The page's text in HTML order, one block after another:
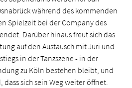
während des kommenden
Spielzeit bei der Company des
Darüber hinaus freut sich das
auf den Austausch mit Juri und
in der Tanzszene - in der
zu Köln bestehen bleibt, und
sich sein Weg weiter öffnet.